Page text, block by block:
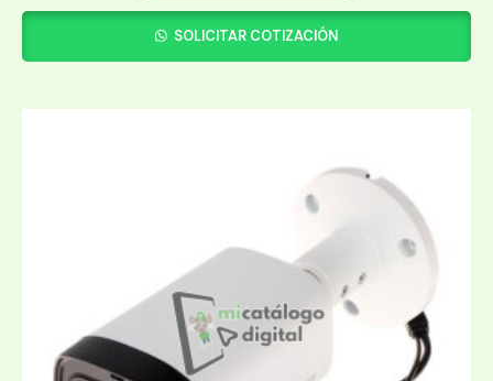
SOLICITAR COTIZACIÓN